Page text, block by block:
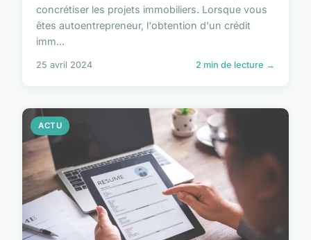
concrétiser les projets immobiliers. Lorsque vous
êtes autoentrepreneur, l'obtention d'un crédit
imm...
25 avril 2024 2 min de lecture →
ACTU